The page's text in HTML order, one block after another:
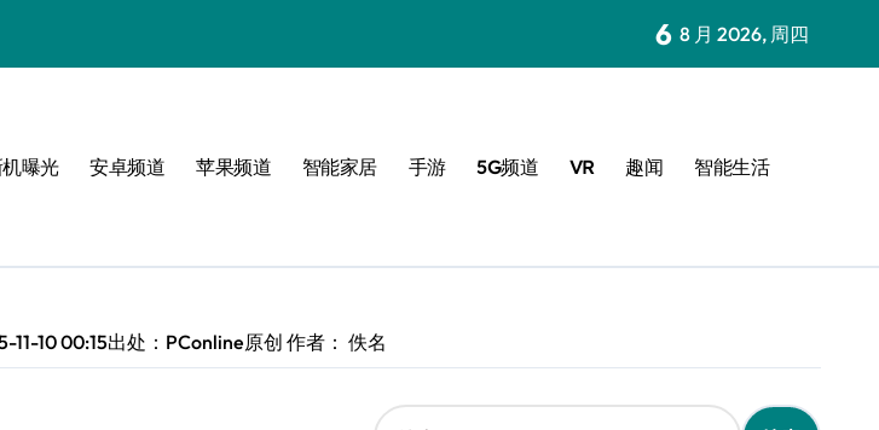
6 8 月 2026, 周四
曝光 安卓频道 苹果频道 智能家居 手游 5G频道 VR 趣闻 智能生活
10 00:15出处：PConline原创 作者： 佚名
搜